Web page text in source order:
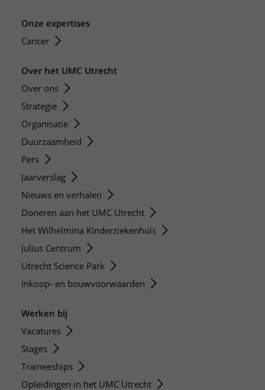
Onze expertises
Cancer
Over het UMC Utrecht
Over ons
Strategie
Organisatie
Duurzaamheid
Pers
Jaarverslag
Nieuws en verhalen
Doneren aan het UMC Utrecht
Het Wilhelmina Kinderziekenhuis
Julius Centrum
Utrecht Science Park
Inkoop- en bouwvoorwaarden
Werken bij
Vacatures
Stages
Traineeships
Opleidingen in het UMC Utrecht